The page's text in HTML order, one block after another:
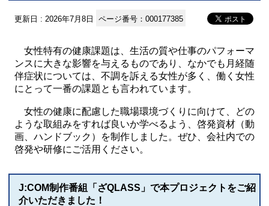
更新日 : 2026年7月8日 ページ番号：000177385
女性特有の健康課題は、生活の質や仕事のパフォーマ
ンスに大きな影響を与えるものであり、なかでも月経随
伴症状については、不調を訴える女性が多く、働く女性
にとって一番の課題とも言われています。
女性の健康に配慮した職場環境づくりに向けて、どの
ような取組みをすれば良いか学べるよう、啓発資材（動
画、ハンドブック）を制作しました。ぜひ、会社内での
啓発や研修にご活用ください。
J:COM制作番組「ざQLASS」で本プロジェクトをご紹
介いただきました！